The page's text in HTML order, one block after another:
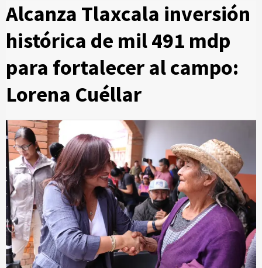
Alcanza Tlaxcala inversión
histórica de mil 491 mdp
para fortalecer al campo:
Lorena Cuéllar